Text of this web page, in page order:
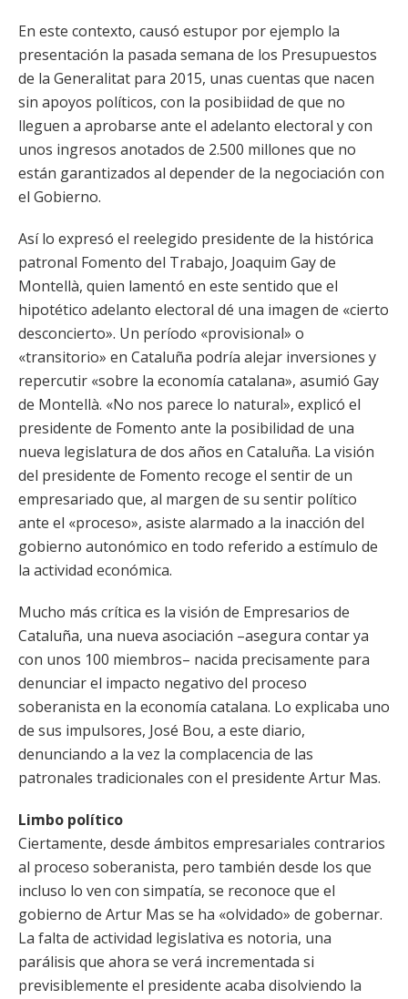
En este contexto, causó estupor por ejemplo la
presentación la pasada semana de los Presupuestos
de la Generalitat para 2015, unas cuentas que nacen
sin apoyos políticos, con la posibiidad de que no
lleguen a aprobarse ante el adelanto electoral y con
unos ingresos anotados de 2.500 millones que no
están garantizados al depender de la negociación con
el Gobierno.
Así lo expresó el reelegido presidente de la histórica
patronal Fomento del Trabajo, Joaquim Gay de
Montellà, quien lamentó en este sentido que el
hipotético adelanto electoral dé una imagen de «cierto
desconcierto». Un período «provisional» o
«transitorio» en Cataluña podría alejar inversiones y
repercutir «sobre la economía catalana», asumió Gay
de Montellà. «No nos parece lo natural», explicó el
presidente de Fomento ante la posibilidad de una
nueva legislatura de dos años en Cataluña. La visión
del presidente de Fomento recoge el sentir de un
empresariado que, al margen de su sentir político
ante el «proceso», asiste alarmado a la inacción del
gobierno autonómico en todo referido a estímulo de
la actividad económica.
Mucho más crítica es la visión de Empresarios de
Cataluña, una nueva asociación –asegura contar ya
con unos 100 miembros– nacida precisamente para
denunciar el impacto negativo del proceso
soberanista en la economía catalana. Lo explicaba uno
de sus impulsores, José Bou, a este diario,
denunciando a la vez la complacencia de las
patronales tradicionales con el presidente Artur Mas.
Limbo político
Ciertamente, desde ámbitos empresariales contrarios
al proceso soberanista, pero también desde los que
incluso lo ven con simpatía, se reconoce que el
gobierno de Artur Mas se ha «olvidado» de gobernar.
La falta de actividad legislativa es notoria, una
parálisis que ahora se verá incrementada si
previsiblemente el presidente acaba disolviendo la